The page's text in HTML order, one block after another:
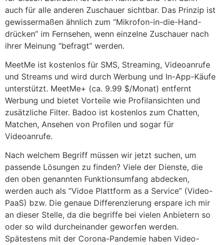
auch für alle anderen Zuschauer sichtbar. Das Prinzip ist
gewissermaßen ähnlich zum “Mikrofon-in-die-Hand-
drücken” im Fernsehen, wenn einzelne Zuschauer nach
ihrer Meinung “befragt” werden.
MeetMe ist kostenlos für SMS, Streaming, Videoanrufe
und Streams und wird durch Werbung und In-App-Käufe
unterstützt. MeetMe+ (ca. 9.99 $/Monat) entfernt
Werbung und bietet Vorteile wie Profilansichten und
zusätzliche Filter. Badoo ist kostenlos zum Chatten,
Matchen, Ansehen von Profilen und sogar für
Videoanrufe.
Nach welchem Begriff müssen wir jetzt suchen, um
passende Lösungen zu finden? Viele der Dienste, die
den oben genannten Funktionsumfang abdecken,
werden auch als “Vidoe Plattform as a Service” (Video-
PaaS) bzw. Die genaue Differenzierung erspare ich mir
an dieser Stelle, da die begriffe bei vielen Anbietern so
oder so wild durcheinander geworfen werden.
Spätestens mit der Corona-Pandemie haben Video-